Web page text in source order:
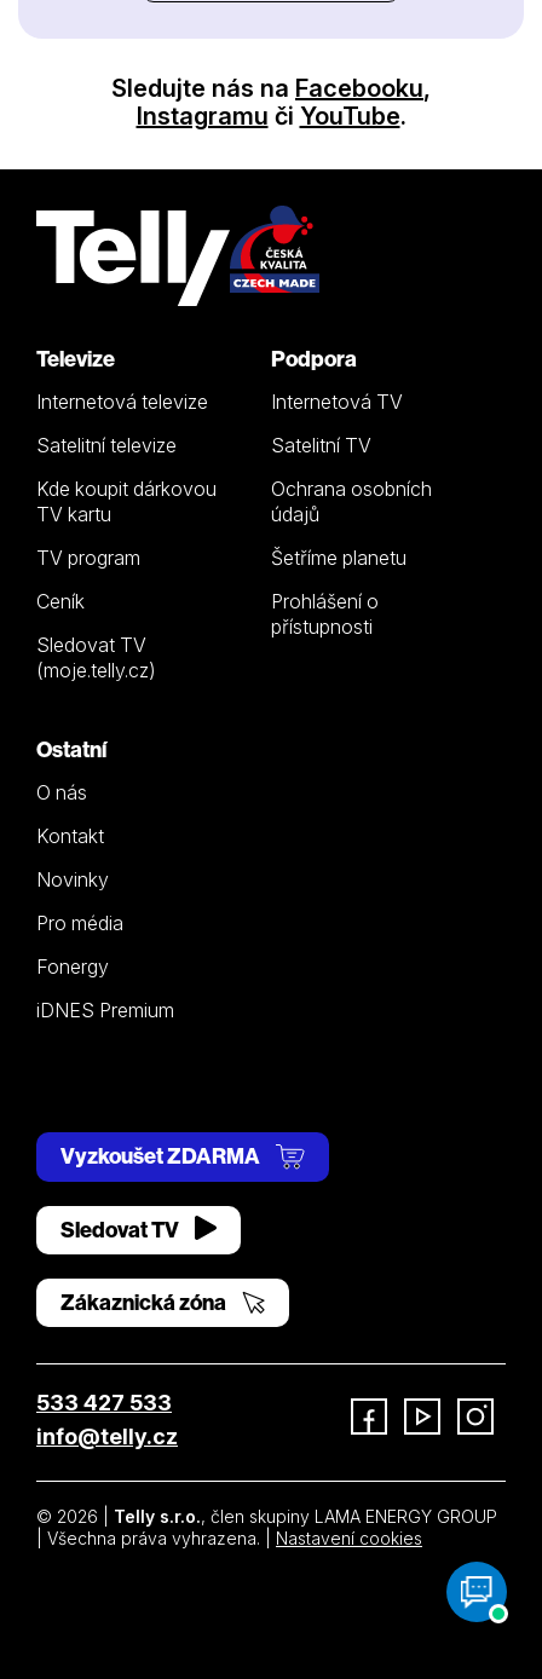
Sledujte nás na Facebooku,
Instagramu či YouTube.
Televize
Internetová televize
Satelitní televize
Kde koupit dárkovou
TV kartu
TV program
Ceník
Sledovat TV
(moje.telly.cz)
Podpora
Internetová TV
Satelitní TV
Ochrana osobních
údajů
Šetříme planetu
Prohlášení o
přístupnosti
Ostatní
O nás
Kontakt
Novinky
Pro média
Fonergy
iDNES Premium
Vyzkoušet ZDARMA
Sledovat TV
Zákaznická zóna
533 427 533
info@telly.cz
© 2026 | Telly s.r.o., člen skupiny LAMA ENERGY GROUP
| Všechna práva vyhrazena. | Nastavení cookies